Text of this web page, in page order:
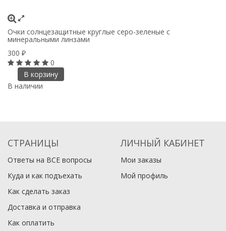
Очки солнцезащитные круглые серо-зеленые с
минеральными линзами
300 ₽
0
В корзину
В наличии
СТРАНИЦЫ
Ответы на ВСЕ вопросы
Куда и как подъехать
Как сделать заказ
Доставка и отправка
Как оплатить
ЛИЧНЫЙ КАБИНЕТ
Мои заказы
Мой профиль